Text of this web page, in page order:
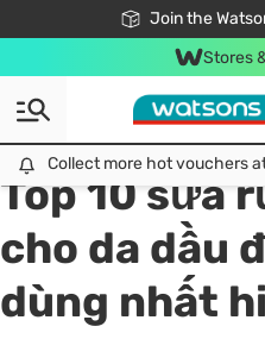
Join the
Free Shipping
24h Fast
Stores
Collect more hot vouchers
All
Chăm Sóc Cá Nhân
Top 10 sữa
cho da dầu
dùng nhất